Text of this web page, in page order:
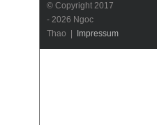
© Copyright 2017
- 2026 Ngoc
Thao |
Impressum